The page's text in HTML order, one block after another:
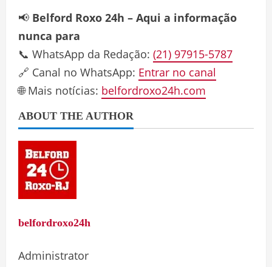
📢 Belford Roxo 24h – Aqui a informação
nunca para
📞 WhatsApp da Redação: (21) 97915-5787
🔗 Canal no WhatsApp: Entrar no canal
🌐 Mais notícias: belfordroxo24h.com
ABOUT THE AUTHOR
belfordroxo24h
Administrator